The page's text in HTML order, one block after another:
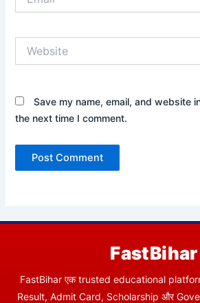
Save my name, email, and website
the next time I comment.
FastBihar
FastBihar एक trusted educational
Result, Admit Card, Scholarship और